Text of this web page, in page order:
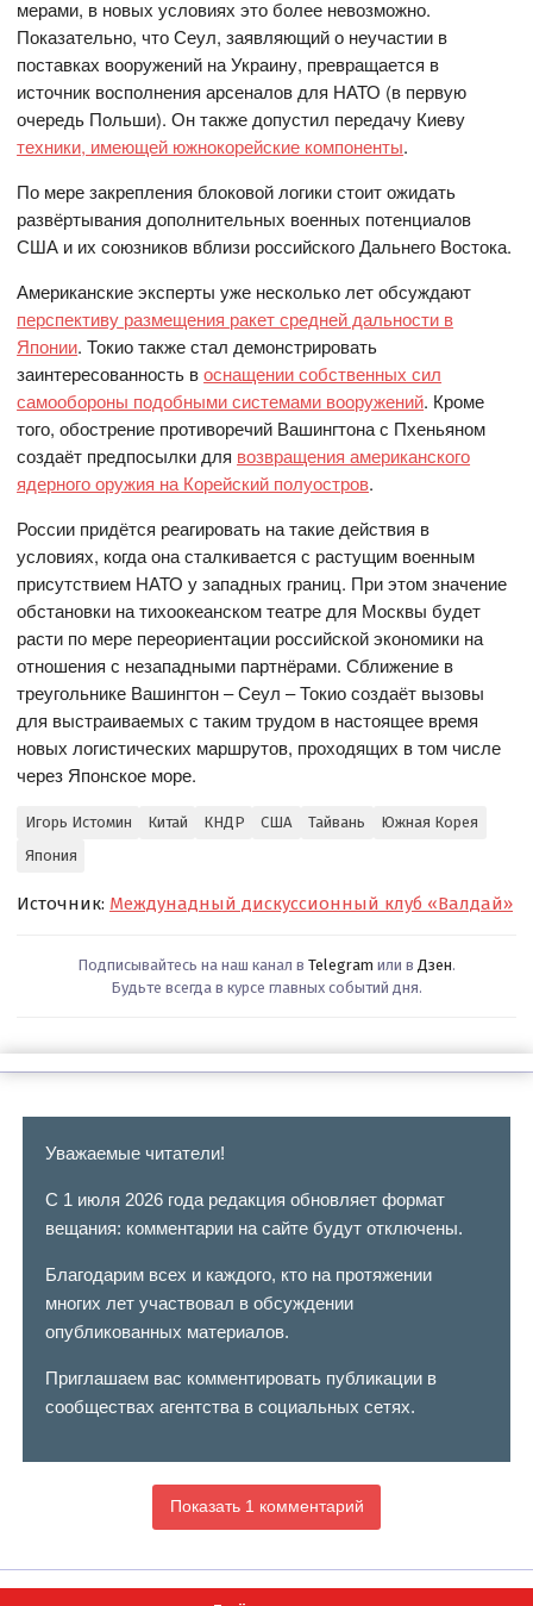
мерами, в новых условиях это более невозможно.
Показательно, что Сеул, заявляющий о неучастии в
поставках вооружений на Украину, превращается в
источник восполнения арсеналов для НАТО (в первую
очередь Польши). Он также допустил передачу Киеву
техники, имеющей южнокорейские компоненты.
По мере закрепления блоковой логики стоит ожидать
развёртывания дополнительных военных потенциалов
США и их союзников вблизи российского Дальнего Востока.
Американские эксперты уже несколько лет обсуждают
перспективу размещения ракет средней дальности в
Японии. Токио также стал демонстрировать
заинтересованность воснащении собственных сил
самообороны подобными системами вооружений. Кроме
того, обострение противоречий Вашингтона с Пхеньяном
создаёт предпосылки для возвращения американского
ядерного оружия на Корейский полуостров.
России придётся реагировать на такие действия в
условиях, когда она сталкивается с растущим военным
присутствием НАТО у западных границ. При этом значение
обстановки на тихоокеанском театре для Москвы будет
расти по мере переориентации российской экономики на
отношения с незападными партнёрами. Сближение в
треугольнике Вашингтон – Сеул – Токио создаёт вызовы
для выстраиваемых с таким трудом в настоящее время
новых логистических маршрутов, проходящих в том числе
через Японское море.
Игорь Истомин Китай КНДР США Тайвань
Южная Корея
Япония
Источник: Междунадный дискуссионный клуб «Валдай»
Подписывайтесь на наш канал в Telegram или в Дзен.
Будьте всегда в курсе главных событий дня.
Уважаемые читатели!
С 1 июля 2026 года редакция обновляет формат
вещания: комментарии на сайте будут отключены.
Благодарим всех и каждого, кто на протяжении
многих лет участвовал в обсуждении
опубликованных материалов.
Приглашаем вас комментировать публикации в
сообществах агентства в социальных сетях.
Показать 1 комментарий